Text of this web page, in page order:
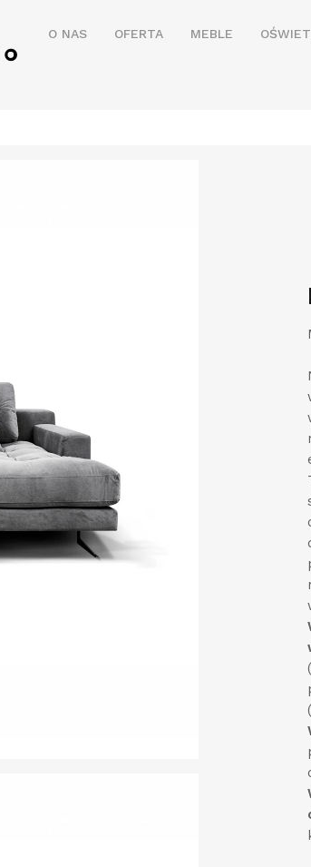
O NAS OFERTA MEBLE